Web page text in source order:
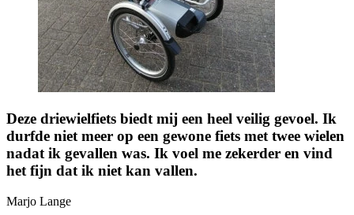
Deze driewielfiets biedt mij een heel veilig gevoel. Ik
durfde niet meer op een gewone fiets met twee wielen
nadat ik gevallen was. Ik voel me zekerder en vind
het fijn dat ik niet kan vallen.
Marjo Lange